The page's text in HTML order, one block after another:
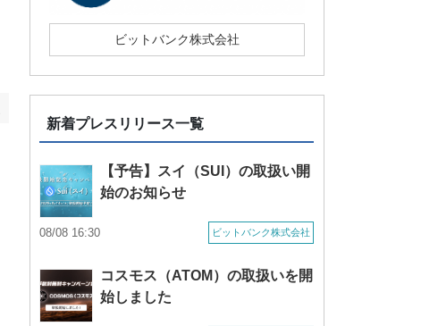
ビットバンク株式会社
新着プレスリリース一覧
【予告】スイ（SUI）の取扱い開
始のお知らせ
ビットバンク株式会社
08/08 16:30
コスモス（ATOM）の取扱いを開
始しました